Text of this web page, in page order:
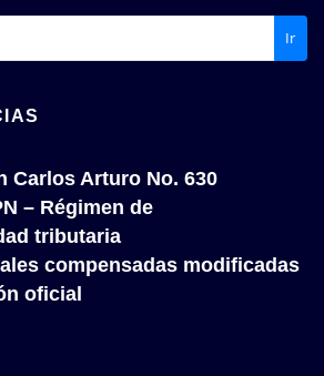
Ir
Carlos Arturo No. 630
– Régimen de
tributaria
compensadas modificadas
oficial